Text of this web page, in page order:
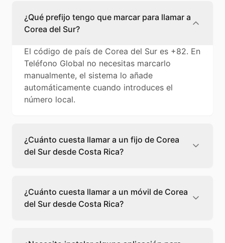
¿Qué prefijo tengo que marcar para llamar a
Corea del Sur?
El código de país de Corea del Sur es +82. En
Teléfono Global no necesitas marcarlo
manualmente, el sistema lo añade
automáticamente cuando introduces el
número local.
¿Cuánto cuesta llamar a un fijo de Corea
del Sur desde Costa Rica?
Rica cuesta 0,08 €/min con Teléfono Global.
Verás el precio exacto antes de marcar para
que sepas qué vas a gastar.
¿Cuánto cuesta llamar a un móvil de Corea
del Sur desde Costa Rica?
Costa Rica cuesta 0,10 €/min con Teléfono